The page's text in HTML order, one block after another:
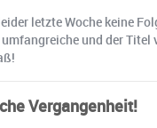
letzte Woche keine
umfangreiche und der Titel
Vergangenheit!